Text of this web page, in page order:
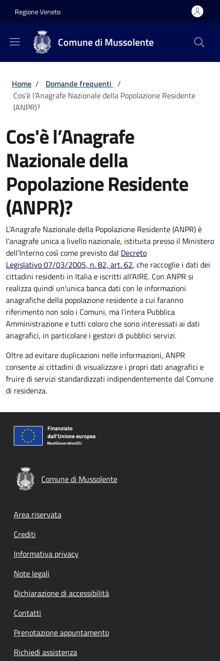
Regione Veneto
Comune di Mussolente
Briciole di pane
Home / Domande frequenti /
Cos'è l’Anagrafe Nazionale della Popolazione Residente
(ANPR)?
Cos'è l’Anagrafe
Nazionale della
Popolazione Residente
(ANPR)?
L’Anagrafe Nazionale della Popolazione Residente (ANPR) è
l’anagrafe unica a livello nazionale, istituita presso il Ministero
dell’Interno così come previsto dal Decreto
Legislativo 07/03/2005, n. 82, art. 62, che raccoglie i dati dei
cittadini residenti in Italia e iscritti all'AIRE. Con ANPR si
realizza quindi un'unica banca dati con le informazioni
anagrafiche della popolazione residente a cui faranno
riferimento non solo i Comuni, ma l'intera Pubblica
Amministrazione e tutti coloro che sono interessati ai dati
anagrafici, in particolare i gestori di pubblici servizi.
Oltre ad evitare duplicazioni nelle informazioni, ANPR
consente ai cittadini di visualizzare i propri dati anagrafici e
fruire di servizi standardizzati indipendentemente dal Comune
di residenza.
Comune di Mussolente
Footer menu
Area riservata
Crediti
Informativa privacy
Note legali
Dichiarazione di accessibilità
Contatti
Prenotazione appuntamento
Richiedi assistenza